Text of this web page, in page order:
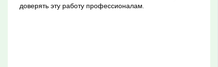
доверять эту работу профессионалам.